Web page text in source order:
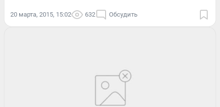
20 марта, 2015, 15:02 632 Обсудить